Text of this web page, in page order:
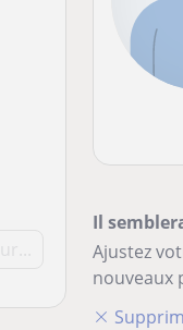
Il
Ajustez
nouveaux